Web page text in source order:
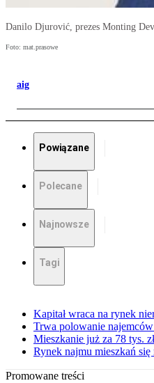
Danilo Djurović, prezes Monting
Foto: mat.prasowe
aig
Powiązane
Polecane
Najnowsze
Tagi
Kapitał wraca na rynek
Trwa polowanie
Mieszkanie już za 78 tys.
Rynek najmu mieszkań
Promowane treści